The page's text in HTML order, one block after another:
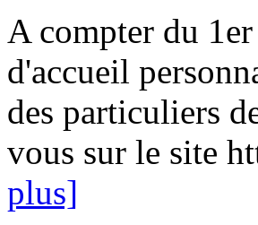
A compter du
d'accueil
des particuliers
vous sur le site
plus]